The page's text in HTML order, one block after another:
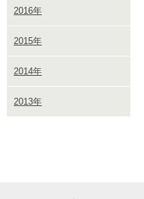
2016年
2015年
2014年
2013年